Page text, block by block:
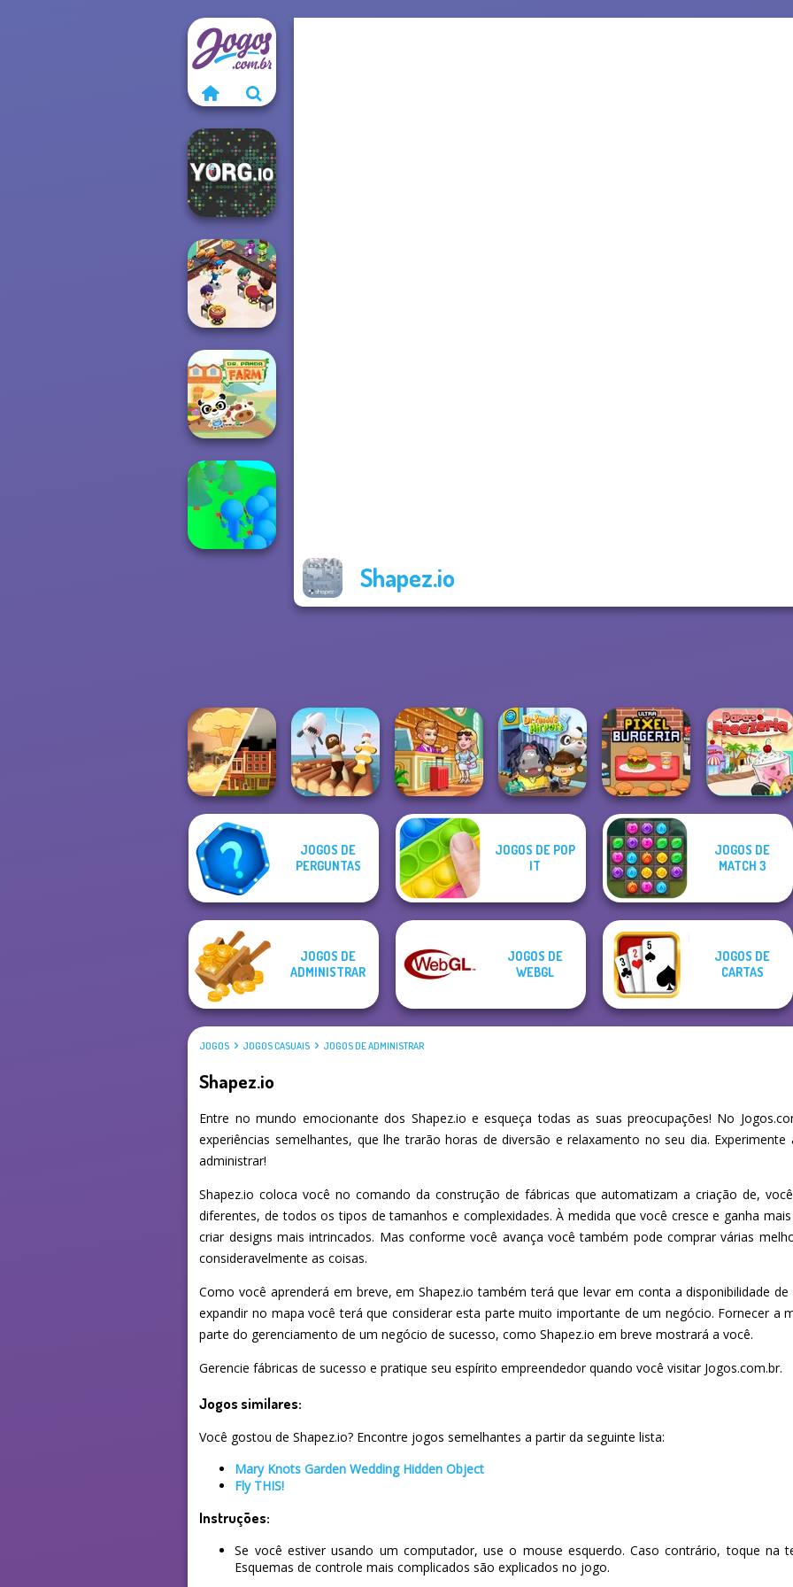
Shapez.io
YORG.io
Cooking
Restaurant
Kitchen
Dr. Panda Farm
End of War Raft Life
Hotel Fever
Tycoon
Dr. Panda Airport
Ultra Pixel
Burgeria
Papa's Freezeria
JOGOS DE
PERGUNTAS
JOGOS DE POP
IT
JOGOS DE
MATCH 3
JOGOS DE
ADMINISTRAR
JOGOS DE
WEBGL
JOGOS DE
CARTAS
JOGOS JOGOS CASUAIS JOGOS DE ADMINISTRAR
Shapez.io
Entre no mundo emocionante dos Shapez.io e esqueça todas as suas preocupações! No
experiências semelhantes, que lhe trarão horas de diversão e relaxamento no seu dia.
administrar!
Shapez.io coloca você no comando da construção de fábricas que automatizam a criação de,
diferentes, de todos os tipos de tamanhos e complexidades. À medida que você cresce e ganha
criar designs mais intrincados. Mas conforme você avança você também pode comprar várias
consideravelmente as coisas.
Como você aprenderá em breve, em Shapez.io também terá que levar em conta a disponibilidade
expandir no mapa você terá que considerar esta parte muito importante de um negócio. Fornecer a
parte do gerenciamento de um negócio de sucesso, como Shapez.io em breve mostrará a você.
Gerencie fábricas de sucesso e pratique seu espírito empreendedor quando você visitar Jogos.com.br.
Jogos similares:
Você gostou de Shapez.io? Encontre jogos semelhantes a partir da seguinte lista:
Mary Knots Garden Wedding Hidden Object
Fly THIS!
Instruções:
Se você estiver usando um computador, use o mouse esquerdo. Caso contrário, toque na
Esquemas de controle mais complicados são explicados no jogo.